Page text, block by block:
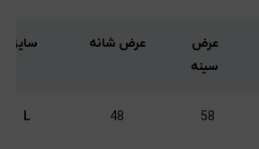
عرض
سینه
عرض شانه سایز
58
48
L